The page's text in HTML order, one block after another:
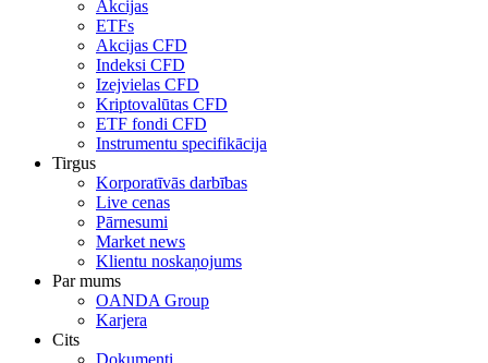
Akcijas
ETFs
Akcijas CFD
Indeksi CFD
Izejvielas CFD
Kriptovalūtas CFD
ETF fondi CFD
Instrumentu specifikācija
Tirgus
Korporatīvās darbības
Live cenas
Pārnesumi
Market news
Klientu noskaņojums
Par mums
OANDA Group
Karjera
Cits
Dokumenti